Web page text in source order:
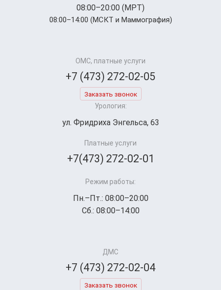
08:00–20:00 (МРТ)
08:00–14:00 (МСКТ и Маммография)
ОМС, платные услуги
+7 (473) 272-02-05
Заказать звонок
Урология:
ул. Фридриха Энгельса, 63
Платные услуги
+7(473) 272-02-01
Режим работы:
Пн.–Пт.: 08:00–20:00
Сб.: 08:00–14:00
ДМС
+7 (473) 272-02-04
Заказать звонок